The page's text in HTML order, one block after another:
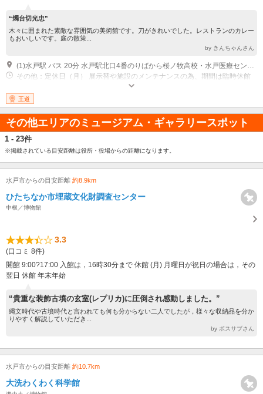
“燭台切光忠”
木々に囲まれた素敵な雰囲気の美術館です。刀がきれいでした。レストランのカレー
もおいしいです。庭の散策...
by きんちゃんさん
その他：定休日（月） 展示替や施設のメンテナンスの為、期間は臨時休館
になる場合があります。詳しくは徳川ミュージアムまでお問合せください。
休館日 年末年始休業（不定期） 休館 2017年12月11日?2018年1月5日 施設
点検および年末年始休暇のため休館
王道
その他エリアのミュージアム・ギャラリースポット
1 - 23件
※掲載されている目安距離は役所・役場からの距離になります。
水戸市からの目安距離 約8.9km
ひたちなか市埋蔵文化財調査センター
中根／博物館
3.3
(口コミ 8件)
開館 9:00?17:00 入館は，16時30分まで 休館 (月) 月曜日が祝日の場合は，その
翌日 休館 年末年始
“貴重な装飾古墳の玄室(レプリカ)に圧倒され感動しました。”
縄文時代や古墳時代と言われても何も分からない二人でしたが，様々な収納品を分か
りやすく解説していただき...
by ボスサブさん
水戸市からの目安距離 約10.7km
大洗わくわく科学館